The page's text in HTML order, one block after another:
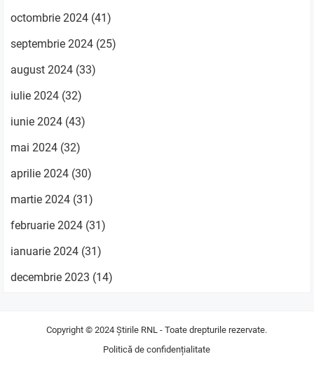
octombrie 2024 (41)
septembrie 2024 (25)
august 2024 (33)
iulie 2024 (32)
iunie 2024 (43)
mai 2024 (32)
aprilie 2024 (30)
martie 2024 (31)
februarie 2024 (31)
ianuarie 2024 (31)
decembrie 2023 (14)
Copyright © 2024Știrile RNL - Toate drepturile rezervate.
Politică de confidențialitate